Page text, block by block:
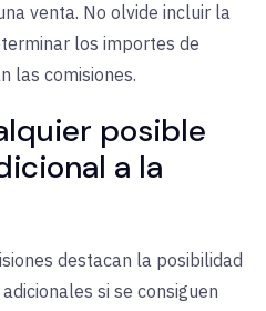
venta. No olvide incluir la
los importes de
las comisiones.
posible
a la
destacan la posibilidad
si se consiguen